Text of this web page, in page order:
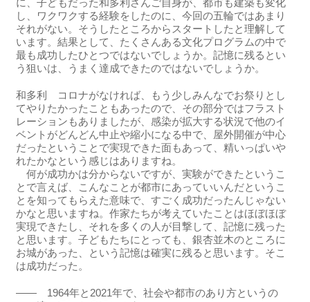
に、子どもだった和多利さんご自身が、都市も建築も変化
し、ワクワクする経験をしたのに、今回の五輪ではあまり
それがない。そうしたところからスタートしたと理解して
います。結果として、たくさんある文化プログラムの中で
最も成功したひとつではないでしょうか。記憶に残るとい
う狙いは、うまく達成できたのではないでしょうか。
和多利 コロナがなければ、もう少しみんなでお祭りとし
てやりたかったこともあったので、その部分ではフラスト
レーションもありましたが、感染が拡大する状況で他のイ
ベントがどんどん中止や縮小になる中で、屋外開催が中心
だったということで実現できた面もあって、精いっぱいや
れたかなという感じはありますね。
何が成功かは分からないですが、実験ができたというこ
とで言えば、こんなことが都市にあっていいんだというこ
とを知ってもらえた意味で、すごく成功だったんじゃない
かなと思いますね。作家たちが考えていたことはほぼほぼ
実現できたし、それを多くの人が目撃して、記憶に残った
と思います。子どもたちにとっても、銀杏並木のところに
お城があった、という記憶は確実に残ると思います。そこ
は成功だった。
―― 1964年と2021年で、社会や都市のあり方というの